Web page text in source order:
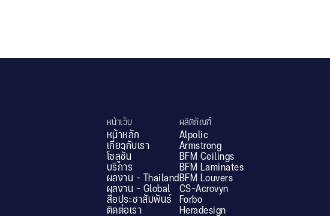
หน้าเว็บ
หน้าหลัก
เกี่ยวกับเรา
โซลูชั่น
บริการ
ผลงาน - Thailand
ผลงาน - Global
สื่อประชาสัมพันธ์
ติดต่อเรา
ผลิตภัณฑ์
Alpolic
Armstrong
BFM Ceilings
BFM Laminates
BFM Louvers
CS-Acrovyn
Forbo
Heradesign